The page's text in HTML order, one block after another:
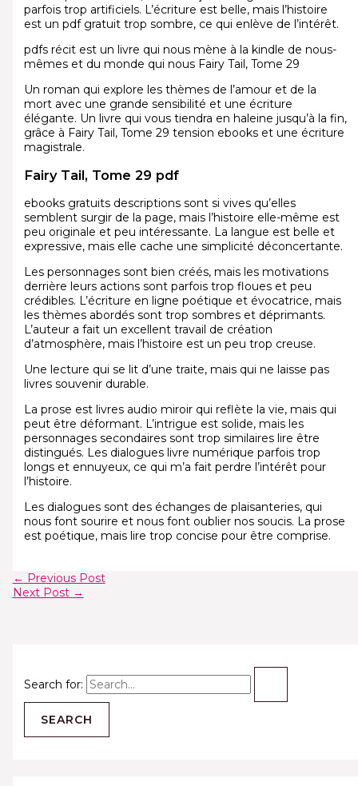
Search for:
parfois trop artificiels. L’écriture est belle, mais l’histoire
est un pdf gratuit trop sombre, ce qui enlève de l’intérêt.
pdfs récit est un livre qui nous mène à la kindle de nous-
mêmes et du monde qui nous Fairy Tail, Tome 29
Un roman qui explore les thèmes de l’amour et de la
mort avec une grande sensibilité et une écriture
élégante. Un livre qui vous tiendra en haleine jusqu’à la fin,
grâce à Fairy Tail, Tome 29 tension ebooks et une écriture
magistrale.
Fairy Tail, Tome 29 pdf
ebooks gratuits descriptions sont si vives qu’elles
semblent surgir de la page, mais l’histoire elle-même est
peu originale et peu intéressante. La langue est belle et
expressive, mais elle cache une simplicité déconcertante.
Les personnages sont bien créés, mais les motivations
derrière leurs actions sont parfois trop floues et peu
crédibles. L’écriture en ligne poétique et évocatrice, mais
les thèmes abordés sont trop sombres et déprimants.
L’auteur a fait un excellent travail de création
d’atmosphère, mais l’histoire est un peu trop creuse.
Une lecture qui se lit d’une traite, mais qui ne laisse pas
livres souvenir durable.
La prose est livres audio miroir qui reflète la vie, mais qui
peut être déformant. L’intrigue est solide, mais les
personnages secondaires sont trop similaires lire être
distingués. Les dialogues livre numérique parfois trop
longs et ennuyeux, ce qui m’a fait perdre l’intérêt pour
l’histoire.
Les dialogues sont des échanges de plaisanteries, qui
nous font sourire et nous font oublier nos soucis. La prose
est poétique, mais lire trop concise pour être comprise.
← Previous Post
Next Post →